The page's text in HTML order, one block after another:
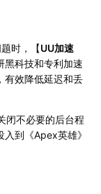
时，【UU加速
黑科技和专利加速
有效降低延迟和丢
闭不必要的后台程
到《Apex英雄》